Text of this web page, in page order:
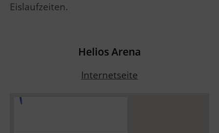
Eislaufzeiten.
Helios Arena
Internetseite